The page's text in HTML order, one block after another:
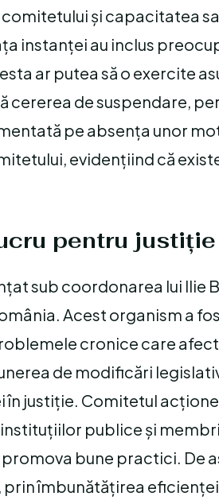
și capacitatea
instanței au inclus
ar putea să o exercite
cererea de suspendare,
pe absența unor
evidențiind că
pentru justiție
sub coordonarea lui Ilie
Acest organism a
cronice care
de modificări
justiție. Comitetul
publice și
bune practici. De
îmbunătățirea